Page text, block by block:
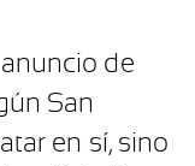
de
San
en sí, sino